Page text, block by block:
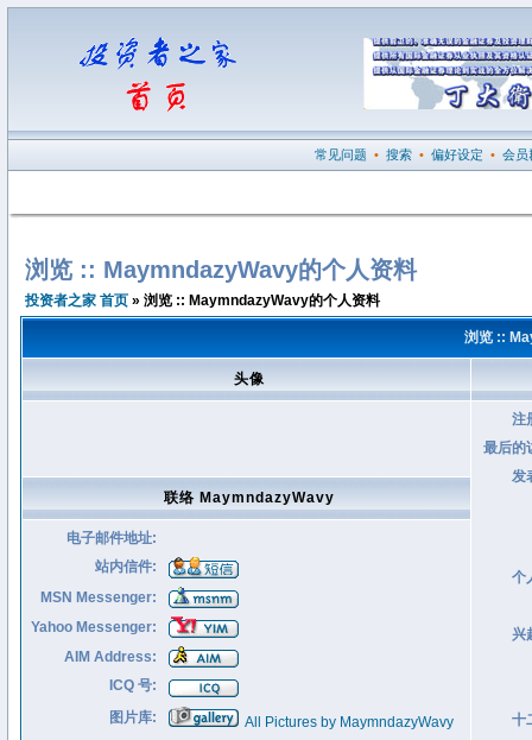
常见问题 • 搜索 • 偏好设定 • 会员
浏览 :: MaymndazyWavy的个人资料
投资者之家 首页 » 浏览 :: MaymndazyWavy的个人资料
浏览 ::
头像
注
最后的
发
个
兴
十
联络 MaymndazyWavy
电子邮件地址:
站内信件:
MSN Messenger:
Yahoo Messenger:
AIM Address:
ICQ 号:
图片库:
All Pictures by MaymndazyWavy